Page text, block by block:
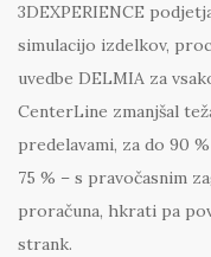
3DEXPERIENCE
simulacijo izdelkov,
uvedbe DELMIA za
CenterLine zmanjšal
predelavami, za do 90
75 % – s pravočasnim
proračuna, hkrati pa
strank.